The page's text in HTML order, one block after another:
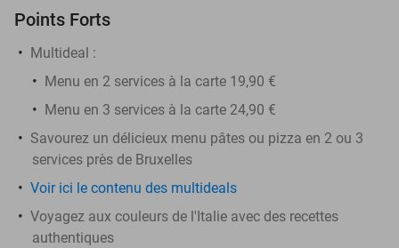
Points Forts
Multideal :
Menu en 2 services à la carte 19,90 €
Menu en 3 services à la carte 24,90 €
Savourez un délicieux menu pâtes ou pizza en 2 ou 3
services près de Bruxelles
Voir ici le contenu des multideals
Voyagez aux couleurs de l'Italie avec des recettes
authentiques